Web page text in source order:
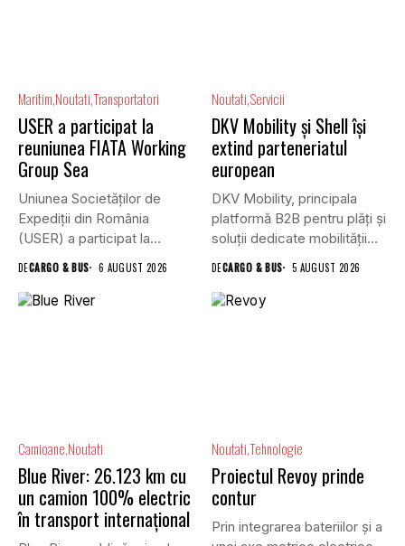
Maritim NoutatiTransportatori
USER a participat la
reuniunea FIATA Working
Group Sea
Uniunea Societăților de
Expediții din România
(USER) a participat la
DECARGO & BUS 6 AUGUST 2026
Noutati Servicii
DKV Mobility și Shell își
extind parteneriatul
european
DKV Mobility, principala
platformă B2B pentru plăți și
soluții dedicate mobilității
DECARGO & BUS 5 AUGUST 2026
Camioane Noutati
Blue River: 26.123 km cu
un camion 100% electric
în transport internațional
NoutatiTehnologie
Proiectul Revoy prinde
contur
Prin integrarea bateriilor și a